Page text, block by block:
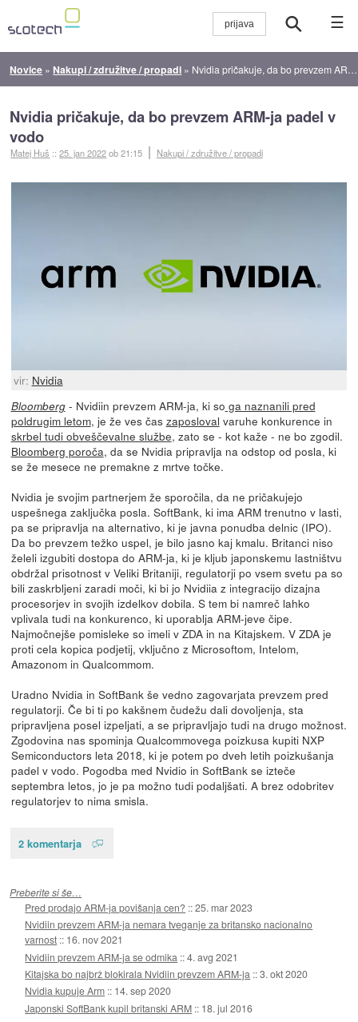
☰
Novice » Nakupi / združitve / propadi » Nvidia pričakuje, da bo prevzem ARM-ja padel v vodo
Nvidia pričakuje, da bo prevzem ARM-ja padel v
vodo
Matej Huš ::25. jan 2022ob 21:15 Nakupi / združitve / propadi
vir: Nvidia
Bloomberg- Nvidiin prevzem ARM-ja, ki so ga naznanili pred
poldrugim letom, je že ves čas zaposloval varuhe konkurence in
skrbel tudi obveščevalne službe, zato se - kot kaže - ne bo zgodil.
Bloomberg poroča, da se Nvidia pripravlja na odstop od posla, ki
se že mesece ne premakne z mrtve točke.
Nvidia je svojim partnerjem že sporočila, da ne pričakujejo
uspešnega zaključka posla. SoftBank, ki ima ARM trenutno v lasti,
pa se pripravlja na alternativo, ki je javna ponudba delnic (IPO).
Da bo prevzem težko uspel, je bilo jasno kaj kmalu. Britanci niso
želeli izgubiti dostopa do ARM-ja, ki je kljub japonskemu lastništvu
obdržal prisotnost v Veliki Britaniji, regulatorji po vsem svetu pa so
bili zaskrbljeni zaradi moči, ki bi jo Nvidiia z integracijo dizajna
procesorjev in svojih izdelkov dobila. S tem bi namreč lahko
vplivala tudi na konkurenco, ki uporablja ARM-jeve čipe.
Najmočnejše pomisleke so imeli v ZDA in na Kitajskem. V ZDA je
proti cela kopica podjetij, vključno z Microsoftom, Intelom,
Amazonom in Qualcommom.
Uradno Nvidia in SoftBank še vedno zagovarjata prevzem pred
regulatorji. Če bi ti po kakšnem čudežu dali dovoljenja, sta
pripravljena posel izpeljati, a se pripravljajo tudi na drugo možnost.
Zgodovina nas spominja Qualcommovega poizkusa kupiti NXP
Semiconductors leta 2018, ki je potem po dveh letih poizkušanja
padel v vodo. Pogodba med Nvidio in SoftBank se izteče
septembra letos, jo je pa možno tudi podaljšati. A brez odobritev
regulatorjev to nima smisla.
2 komentarja
Preberite si še…
Pred prodajo ARM-ja povišanja cen? ::25. mar 2023
Nvidiin prevzem ARM-ja nemara tveganje za britansko nacionalno
varnost :: 16. nov 2021
Nvidiin prevzem ARM-ja se odmika ::4. avg 2021
Kitajska bo najbrž blokirala Nvidiin prevzem ARM-ja ::3. okt 2020
Nvidia kupuje Arm :: 14. sep 2020
Japonski SoftBank kupil britanski ARM :: 18. jul 2016